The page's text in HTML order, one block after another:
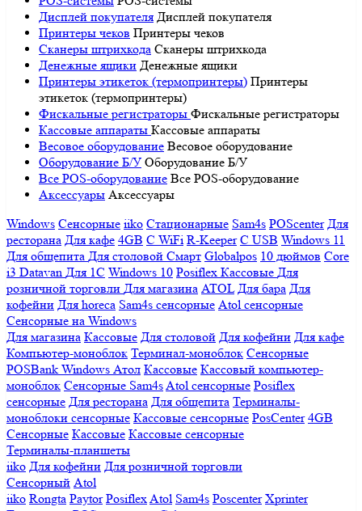
Дисплей покупателя Дисплей покупателя
Принтеры чеков Принтеры чеков
Сканеры штрихкода Сканеры штрихкода
Денежные ящики Денежные ящики
Принтеры этикеток (термопринтеры) Принтеры
этикеток (термопринтеры)
Фискальные регистраторы Фискальные регистраторы
Кассовые аппараты Кассовые аппараты
Весовое оборудование Весовое оборудование
Оборудование Б/У Оборудование Б/У
Все POS-оборудование Все POS-оборудование
Аксессуары Аксессуары
Windows Сенсорные iiko Стационарные Sam4s POScenter Для
ресторана Для кафе 4GB С WiFi R-Keeper С USB Windows 11
Для общепита Для столовой Смарт Globalpos 10 дюймов Core
i3 Datavan Для 1С Windows 10 Posiflex Кассовые Для
розничной торговли Для магазина ATOL Для бара Для
кофейни Для horeca Sam4s сенсорные Atol сенсорные
Сенсорные на Windows
Для магазина Кассовые Для столовой Для кофейни Для кафе
Компьютер-моноблок Терминал-моноблок Сенсорные
POSBank Windows Атол Кассовые Кассовый компьютер-
моноблок Сенсорные Sam4sAtol сенсорные Posiflex
сенсорные Для ресторана Для общепита Терминалы-
моноблоки сенсорные Кассовые сенсорные PosCenter 4GB
Сенсорные Кассовые Кассовые сенсорные
Терминалы-планшеты
iiko Для кофейни Для розничной торговли
Сенсорный Atol
iiko Rongta Paytor PosiflexAtol Sam4s Poscenter Xprinter